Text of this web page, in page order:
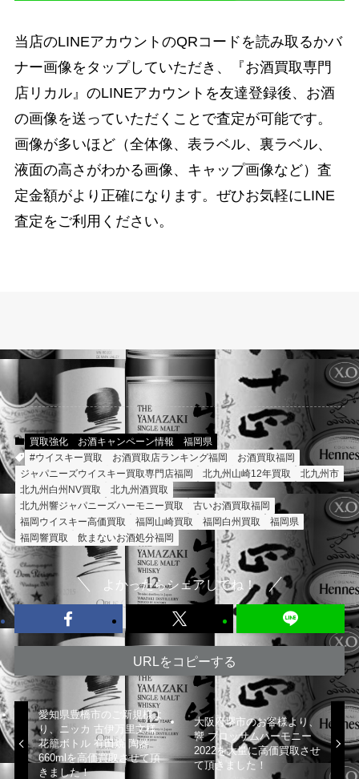
当店のLINEアカウントのQRコードを読み取るかバ
ナー画像をタップしていただき、『お酒買取専門
店リカル』のLINEアカウントを友達登録後、お酒
の画像を送っていただくことで査定が可能です。
画像が多いほど（全体像、表ラベル、裏ラベル、
液面の高さがわかる画像、キャップ画像など）査
定金額がより正確になります。ぜひお気軽にLINE
査定をご利用ください。
買取強化 お酒キャンペーン情報
福岡県
#ウイスキー買取
お酒買取店ランキング福岡
お酒買取福岡
ジャパニーズウイスキー買取専門店福岡
北九州山崎12年買取
北九州市
北九州白州NV買取
北九州酒買取
北九州響ジャパニーズハーモニー買取
古いお酒買取福岡
福岡ウイスキー高価買取
福岡山崎買取 福岡白州買取
福岡県
福岡響買取
飲まないお酒処分福岡
よかったらシェアしてね！
URLをコピーする
愛知県豊橋市のご新規様よ
り、ニッカ 古伊万里文様
花籠ボトル 有田焼 陶器
660mlを高価買取させて頂
きました！
大阪府堺市のお客様より、
響 ブロッサムハーモニー
2022を大量に高価買取させ
て頂きました！